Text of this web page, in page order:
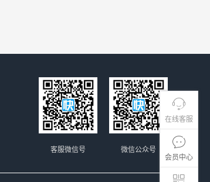
在线客服
会员中心
微信公众号
客服微信号